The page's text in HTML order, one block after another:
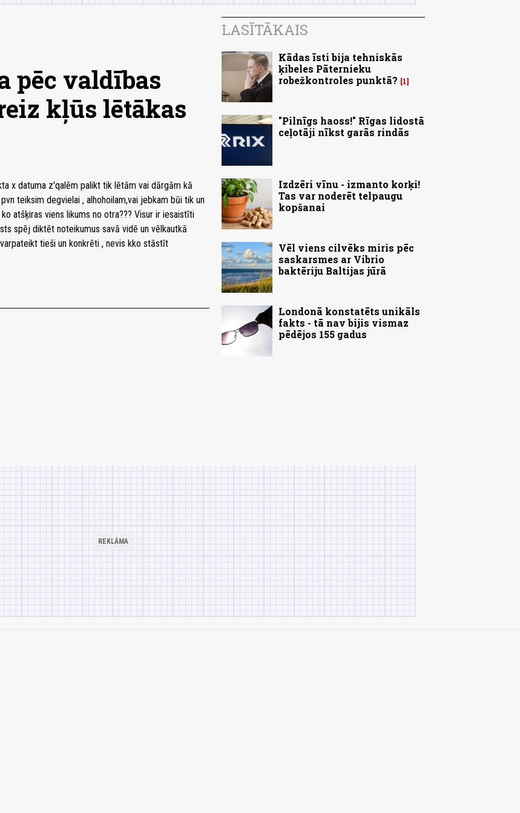
pēc valdības
kļūs lētākas
x datuma z'qalēm palikt tik lētām vai dārgām kā
teiksim degvielai , alhohoilam,vai jebkam būi tik un
atšķiras viens likums no otra??? Visur ir iesaistīti
spēj diktēt noteikumus savā vidē un vēlkautkā
tieši un konkrēti , nevis kko stāstīt
LASĪTĀKAIS
Kādas īsti bija tehniskās
ķibeles Pāternieku
robežkontroles punktā?
1
"Pilnīgs haoss!" Rīgas lidostā
ceļotāji nīkst garās rindās
Izdzēri vīnu - izmanto korķi!
Tas var noderēt telpaugu
kopšanai
Vēl viens cilvēks miris pēc
saskarsmes ar Vibrio
baktēriju Baltijas jūrā
Londonā konstatēts unikāls
fakts - tā nav bijis vismaz
pēdējos 155 gadus